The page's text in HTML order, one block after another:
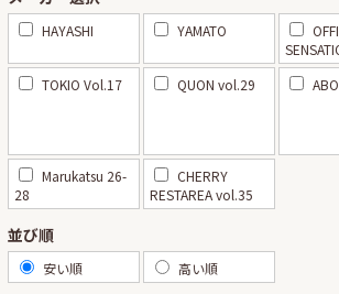
HAYASHI YAMATO
TOKIO Vol.17 QUON vol.29
Marukatsu 26-
28
CHERRY
RESTAREA vol.35
並び順
安い順 高い順